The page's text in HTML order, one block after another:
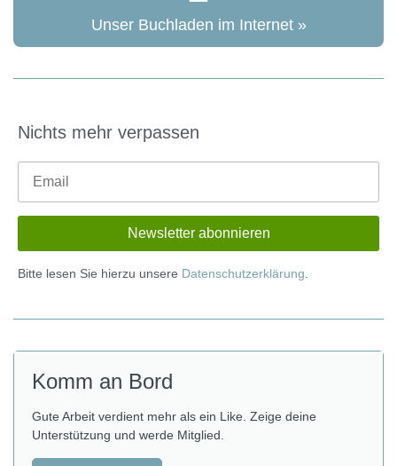
Unser Buchladen im Internet »
Nichts mehr verpassen
Bitte lesen Sie hierzu unsere Datenschutzerklärung
Komm an Bord
Gute Arbeit verdient mehr als ein Like. Zeige deine
Unterstützung und werde Mitglied.